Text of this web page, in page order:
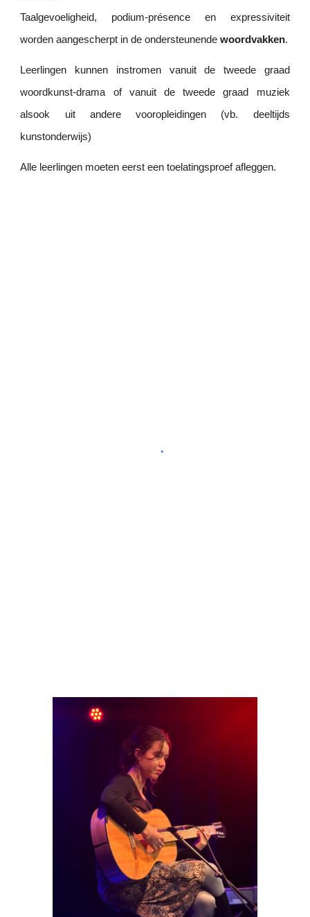
Taalgevoeligheid, podium-présence en expressiviteit
worden aangescherpt in de ondersteunendewoordvakken.
Leerlingen kunnen instromen vanuit de tweede graad
woordkunst-drama of vanuit de tweede graad muziek
alsook uit andere vooropleidingen (vb. deeltijds
kunstonderwijs)
Alle leerlingen moeten eerst een toelatingsproef afleggen.